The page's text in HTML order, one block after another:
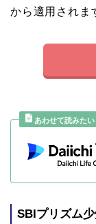
から適用されま
SBIプリズム少